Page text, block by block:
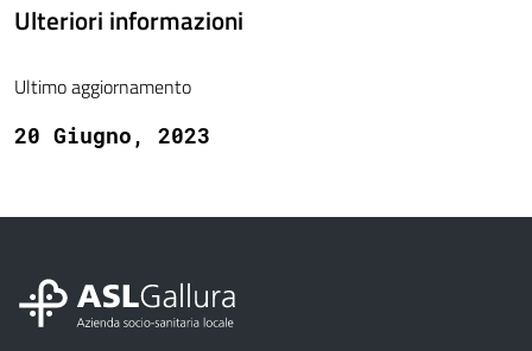
Ulteriori informazioni
Ultimo aggiornamento
20 Giugno, 2023